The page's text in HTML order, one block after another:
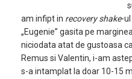
am infipt in recovery shake-
„Eugenie” gasita pe
niciodata atat de gustoasa
Remus si Valentin, i-am
s-a intamplat la doar 10-15